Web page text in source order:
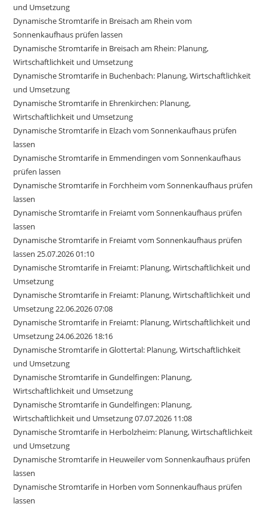
und Umsetzung
Dynamische Stromtarife in Breisach am Rhein vom
Sonnenkaufhaus prüfen lassen
Dynamische Stromtarife in Breisach am Rhein: Planung,
Wirtschaftlichkeit und Umsetzung
Dynamische Stromtarife in Buchenbach: Planung, Wirtschaftlichkeit
und Umsetzung
Dynamische Stromtarife in Ehrenkirchen: Planung,
Wirtschaftlichkeit und Umsetzung
Dynamische Stromtarife in Elzach vom Sonnenkaufhaus prüfen
lassen
Dynamische Stromtarife in Emmendingen vom Sonnenkaufhaus
prüfen lassen
Dynamische Stromtarife in Forchheim vom Sonnenkaufhaus prüfen
lassen
Dynamische Stromtarife in Freiamt vom Sonnenkaufhaus prüfen
lassen
Dynamische Stromtarife in Freiamt vom Sonnenkaufhaus prüfen
lassen 25.07.2026 01:10
Dynamische Stromtarife in Freiamt: Planung, Wirtschaftlichkeit und
Umsetzung
Dynamische Stromtarife in Freiamt: Planung, Wirtschaftlichkeit und
Umsetzung 22.06.2026 07:08
Dynamische Stromtarife in Freiamt: Planung, Wirtschaftlichkeit und
Umsetzung 24.06.2026 18:16
Dynamische Stromtarife in Glottertal: Planung, Wirtschaftlichkeit
und Umsetzung
Dynamische Stromtarife in Gundelfingen: Planung,
Wirtschaftlichkeit und Umsetzung
Dynamische Stromtarife in Gundelfingen: Planung,
Wirtschaftlichkeit und Umsetzung 07.07.2026 11:08
Dynamische Stromtarife in Herbolzheim: Planung, Wirtschaftlichkeit
und Umsetzung
Dynamische Stromtarife in Heuweiler vom Sonnenkaufhaus prüfen
lassen
Dynamische Stromtarife in Horben vom Sonnenkaufhaus prüfen
lassen